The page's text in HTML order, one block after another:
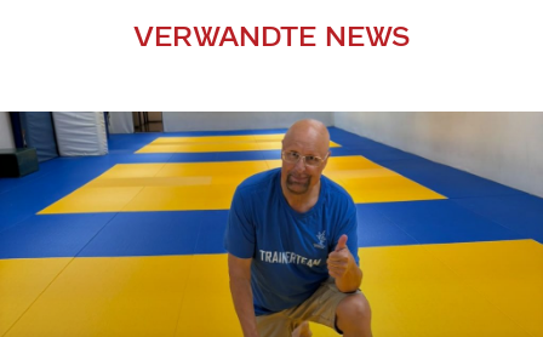
VERWANDTE NEWS